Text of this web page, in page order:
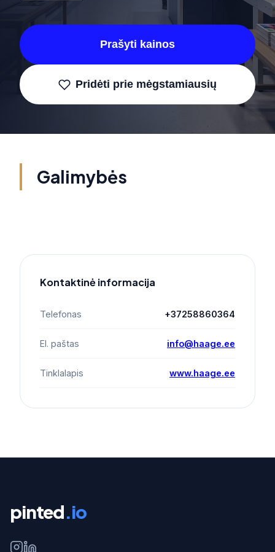
Prašyti kainos
Pridėti prie mėgstamiausių
Galimybės
Kontaktinė informacija
Telefonas +37258860364
El. paštas info@haage.ee
Tinklalapis www.haage.ee
pinted.io